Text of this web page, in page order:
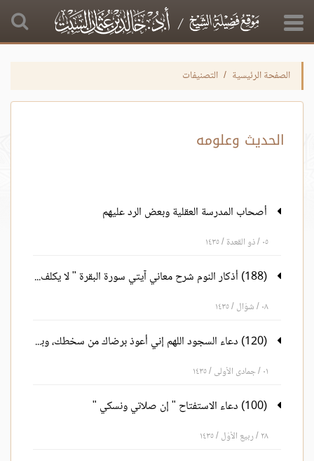
الصفحة الرئيسية التصنيفات
الحديث وعلومه
أصحاب المدرسة العقلية وبعض الرد عليهم
٠٥ / ذو القعدة / ١٤٣٥
(188) أذكار النوم شرح معاني آيتي سورة البقرة " لا يكلف الله نفسا إلا وسعها..."
٠٨ / شوّال / ١٤٣٥
(120) دعاء السجود اللهم إني أعوذ برضاك من سخطك، وبمعافاتك من عقوبتك
٠١ / جمادى الأولى / ١٤٣٥
(100) دعاء الاستفتاح " إن صلاتي ونسكي "‏
٢٨ / ربيع الأوّل / ١٤٣٥